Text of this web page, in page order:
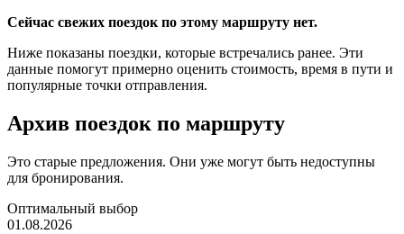
Сейчас свежих поездок по этому маршруту нет.
Ниже показаны поездки, которые встречались ранее. Эти
данные помогут примерно оценить стоимость, время в пути и
популярные точки отправления.
Архив поездок по маршруту
Это старые предложения. Они уже могут быть недоступны
для бронирования.
Оптимальный выбор
01.08.2026